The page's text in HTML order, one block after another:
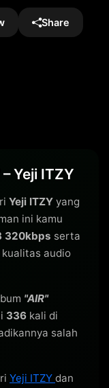
Share
Yeji ITZY
Yeji ITZY yang
ini kamu
320kbps serta
audio
"AIR"
336 kali di
salah
Yeji ITZY dan